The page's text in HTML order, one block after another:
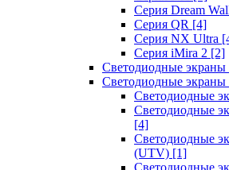
Серия Dream
Серия QR [4]
Серия NX Ultra
Серия iMira 2 [2]
Светодиодные экраны
Светодиодные
Светодиодные
Светодиодные
[4]
Светодиодные
(UTV) [1]
Светодиодные